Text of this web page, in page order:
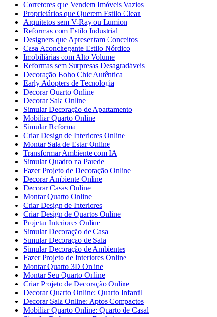
Corretores que Vendem Imóveis Vazios
Proprietários que Querem Estilo Clean
Arquitetos sem V-Ray ou Lumion
Reformas com Estilo Industrial
Designers que Apresentam Conceitos
Casa Aconchegante Estilo Nórdico
Imobiliárias com Alto Volume
Reformas sem Surpresas Desagradáveis
Decoração Boho Chic Autêntica
Early Adopters de Tecnologia
Decorar Quarto Online
Decorar Sala Online
Simular Decoração de Apartamento
Mobiliar Quarto Online
Simular Reforma
Criar Design de Interiores Online
Montar Sala de Estar Online
Transformar Ambiente com IA
Simular Quadro na Parede
Fazer Projeto de Decoração Online
Decorar Ambiente Online
Decorar Casas Online
Montar Quarto Online
Criar Design de Interiores
Criar Design de Quartos Online
Projetar Interiores Online
Simular Decoração de Casa
Simular Decoração de Sala
Simular Decoração de Ambientes
Fazer Projeto de Interiores Online
Montar Quarto 3D Online
Montar Seu Quarto Online
Criar Projeto de Decoração Online
Decorar Quarto Online: Quarto Infantil
Decorar Sala Online: Aptos Compactos
Mobiliar Quarto Online: Quarto de Casal